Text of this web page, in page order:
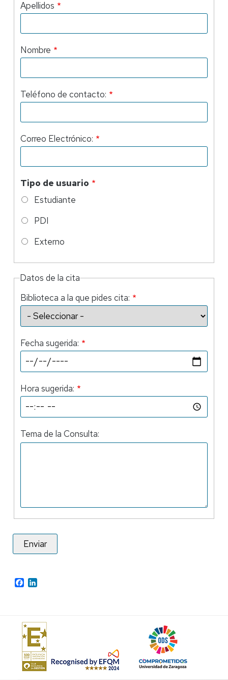
Apellidos
Nombre
Teléfono de contacto:
Correo Electrónico:
Tipo de usuario
Estudiante
PDI
Externo
Datos de la cita
Biblioteca a la que pides cita:
Fecha sugerida:
Hora sugerida:
Tema de la Consulta:
Facebook